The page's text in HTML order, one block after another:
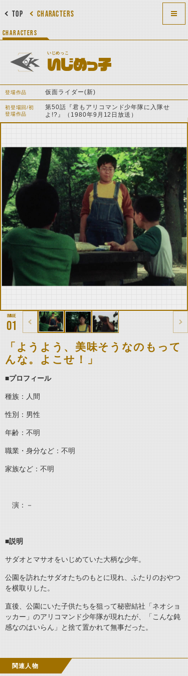
CHARACTERS
TOP
CHARACTERS
いじめっこ
いじめっ子
登場作品 仮面ライダー(新)
初登場回/初
登場作品
第50話『君もアリコマンド少年隊に入隊せ
よ!?』（1980年9月12日放送）
01
「ようよう、美味そうなのもって
んな。よこせ！」
■プロフィール
種族：人間
性別：男性
年齢：不明
職業・身分など：不明
家族など：不明
演：－
■説明
サダオとマサオをいじめていた大柄な少年。
公園を訪れたサダオたちのもとに現れ、ふたりのおやつ
を横取りした。
直後、公園にいた子供たちを狙って秘密結社「ネオショ
ッカー」のアリコマンド少年隊が現れたが、「こんな鈍
感なのはいらん」と捨て置かれて無事だった。
関連人物